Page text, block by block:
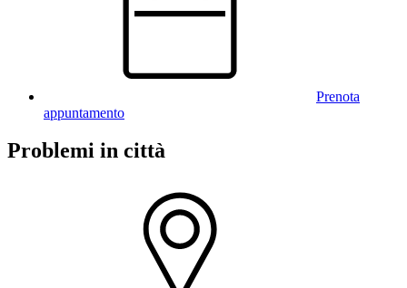
Prenota
appuntamento
Problemi in città